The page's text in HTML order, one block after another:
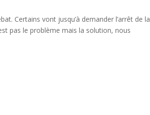
Certains vont jusqu’à demander l’arrêt de la
pas le problème mais la solution, nous